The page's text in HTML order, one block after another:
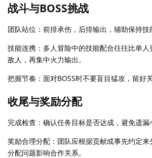
战斗与BOSS挑战
团队站位：前排承伤，后排输出，辅助保持技
技能连携：多人冒险中的技能配合往往比单
敌人，再集中火力输出。
把握节奏：面对BOSS时不要盲目猛攻，留好
收尾与奖励分配
完成检查：确认任务目标是否达成，避免遗漏
奖励合理分配：团队应根据贡献或事先约定
分配问题影响合作关系。